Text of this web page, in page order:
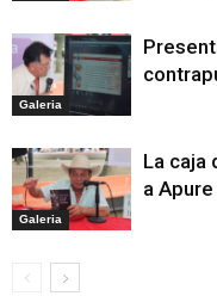
Galeria
Galeria
La caja
a Apure